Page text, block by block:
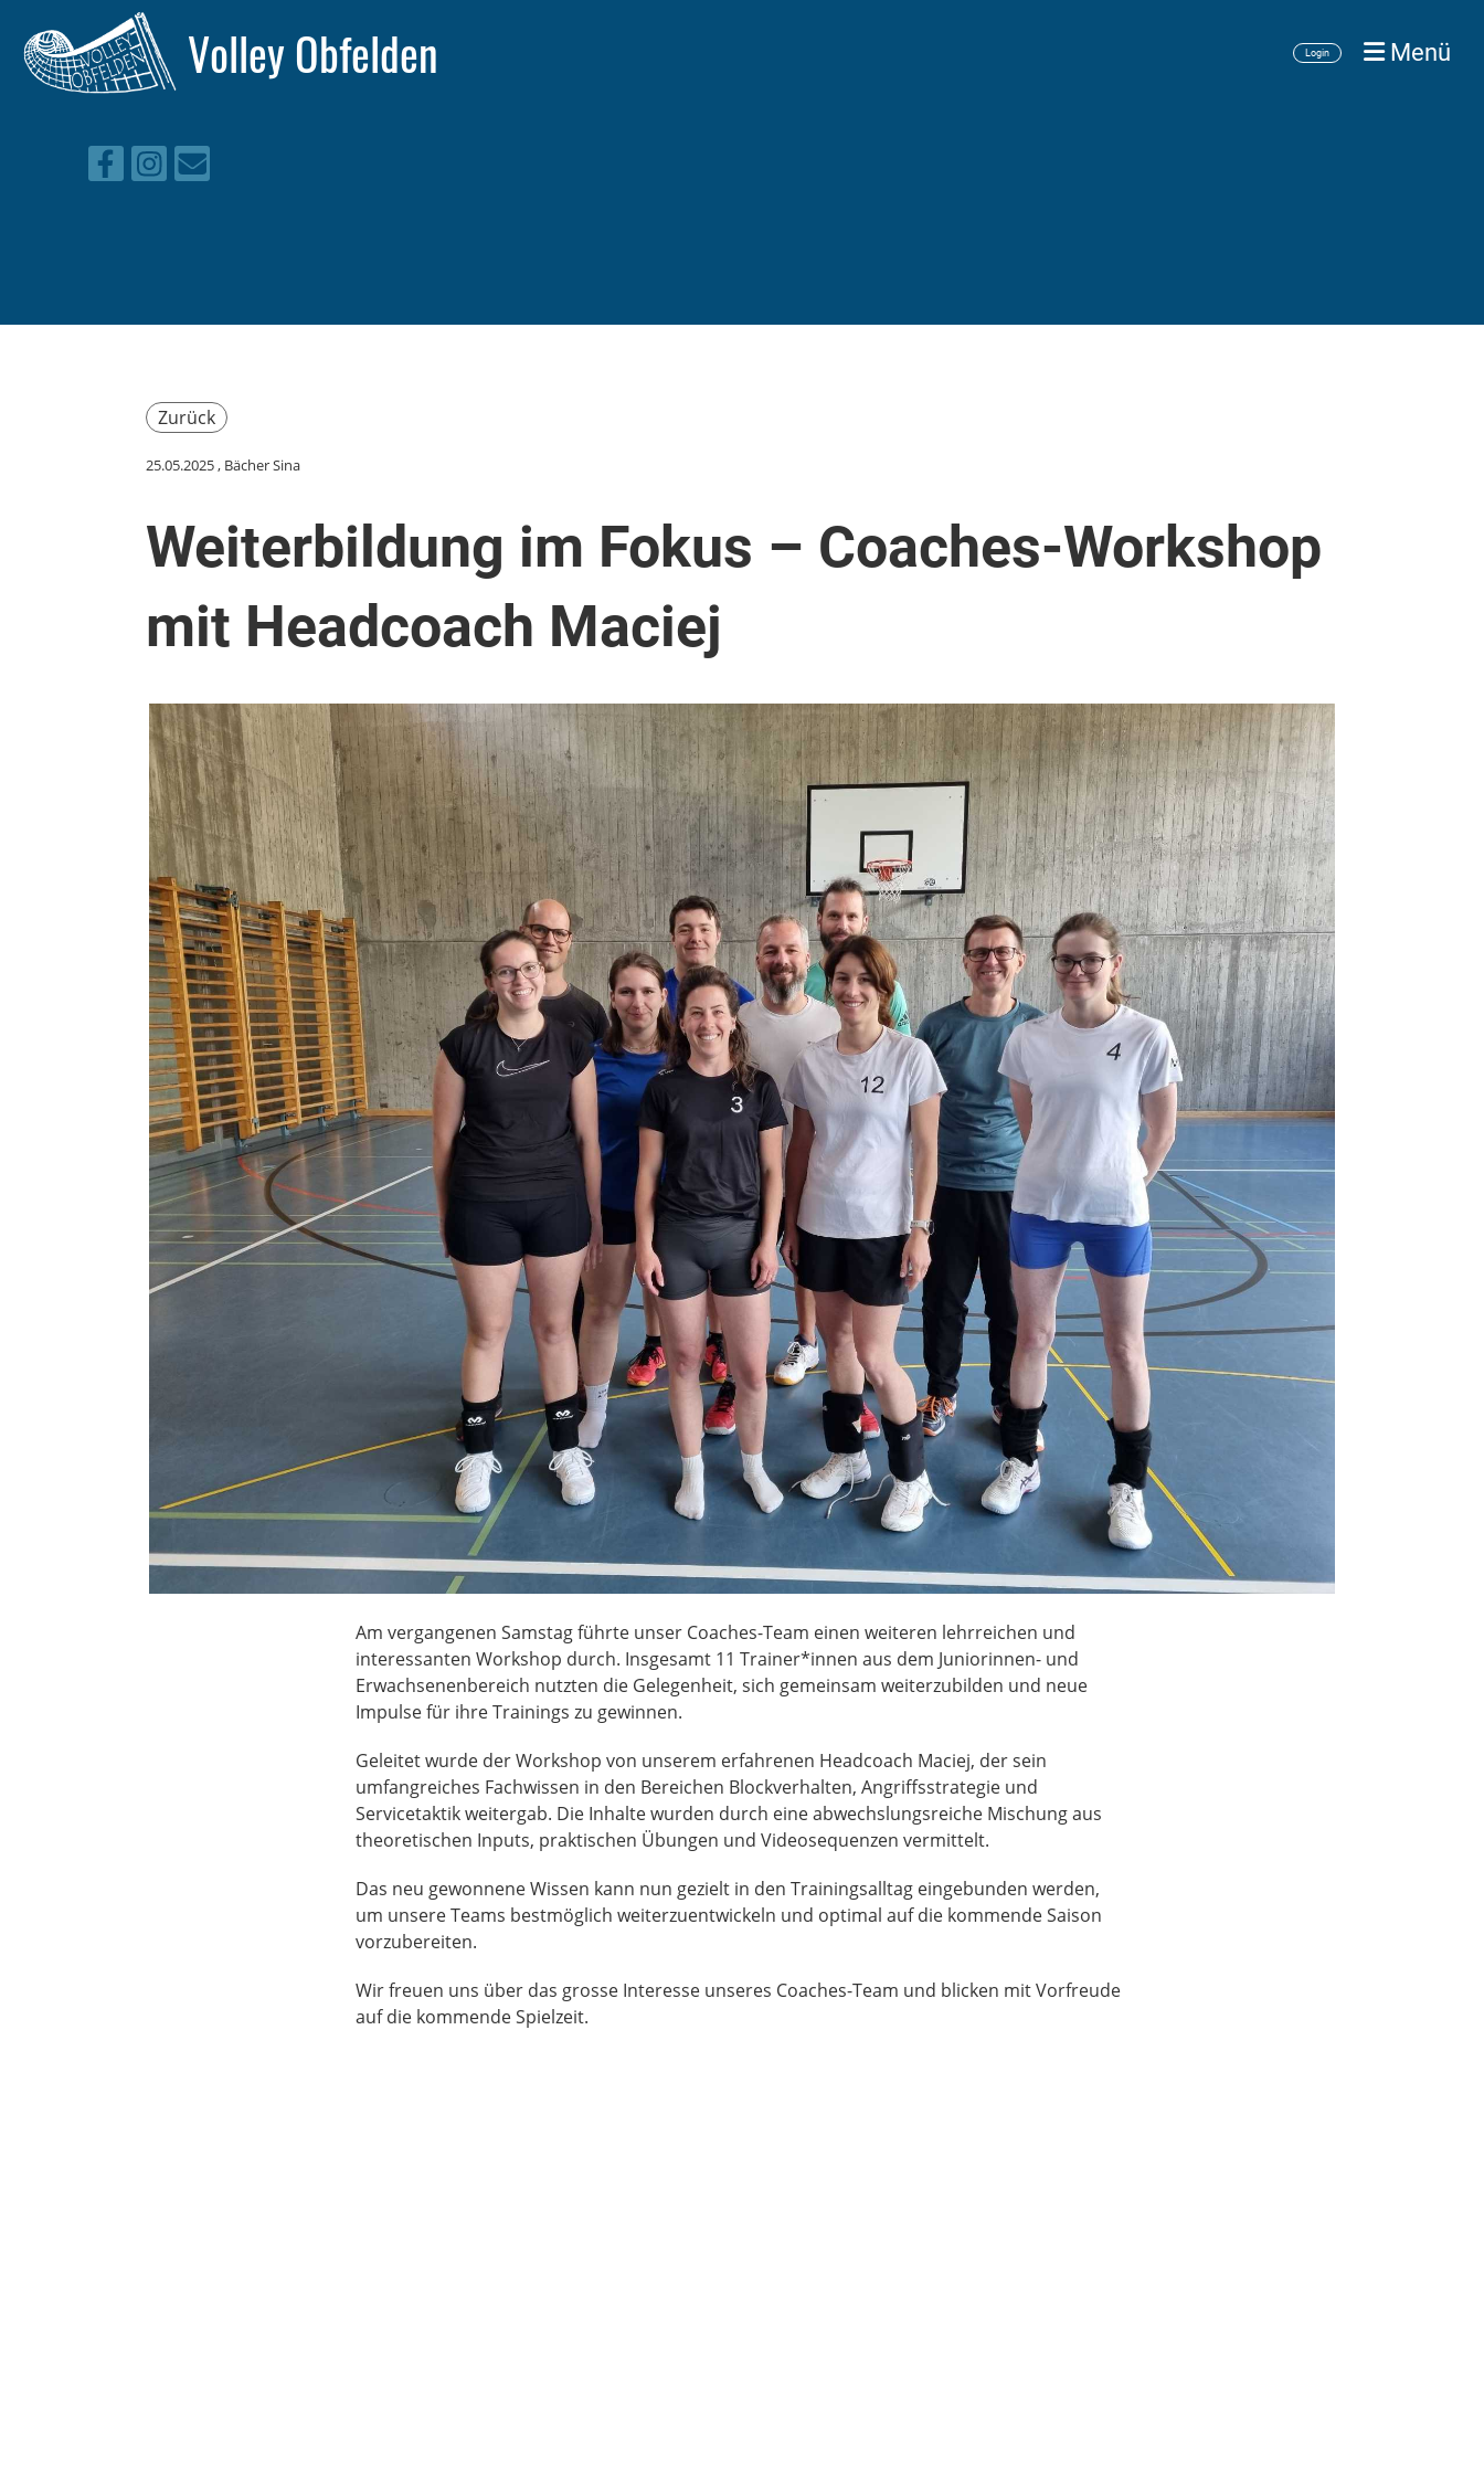
Volley Obfelden Login Menü
Zurück
25.05.2025, Bächer Sina
Weiterbildung im Fokus – Coaches-Workshop
mit Headcoach Maciej
Am vergangenen Samstag führte unser Coaches-Team einen weiteren lehrreichen und
interessanten Workshop durch. Insgesamt 11 Trainer*innen aus dem Juniorinnen- und
Erwachsenenbereich nutzten die Gelegenheit, sich gemeinsam weiterzubilden und neue
Impulse für ihre Trainings zu gewinnen.
Geleitet wurde der Workshop von unserem erfahrenen Headcoach Maciej, der sein
umfangreiches Fachwissen in den Bereichen Blockverhalten, Angriffsstrategie und
Servicetaktik weitergab. Die Inhalte wurden durch eine abwechslungsreiche Mischung aus
theoretischen Inputs, praktischen Übungen und Videosequenzen vermittelt.
Das neu gewonnene Wissen kann nun gezielt in den Trainingsalltag eingebunden werden,
um unsere Teams bestmöglich weiterzuentwickeln und optimal auf die kommende Saison
vorzubereiten.
Wir freuen uns über das grosse Interesse unseres Coaches-Team und blicken mit Vorfreude
auf die kommende Spielzeit.